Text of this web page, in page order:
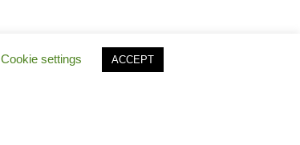
Cookie settings ACCEPT